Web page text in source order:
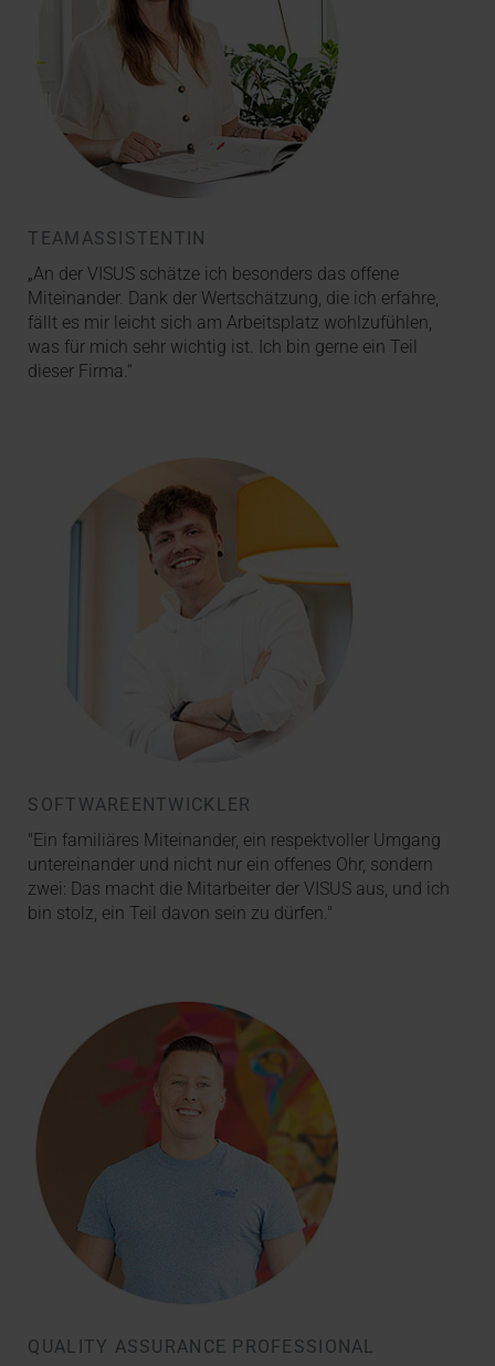
TEAMASSISTENTIN
„An der VISUS schätze ich besonders das offene
Miteinander. Dank der Wertschätzung, die ich erfahre,
fällt es mir leicht sich am Arbeitsplatz wohlzufühlen,
was für mich sehr wichtig ist. Ich bin gerne ein Teil
dieser Firma.“
SOFTWAREENTWICKLER
"Ein familiäres Miteinander, ein respektvoller Umgang
untereinander und nicht nur ein offenes Ohr, sondern
zwei: Das macht die Mitarbeiter der VISUS aus, und ich
bin stolz, ein Teil davon sein zu dürfen."
QUALITY ASSURANCE PROFESSIONAL